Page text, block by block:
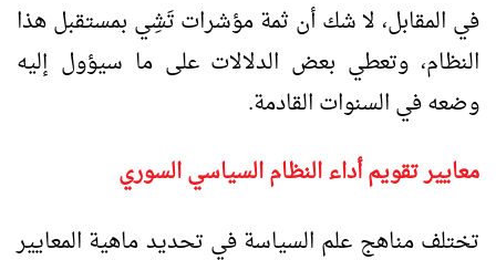
في المقابل، لا شك أن ثمة مؤشرات تَشِي بمستقبل هذا
النظام، وتعطي بعض الدلالات على ما سيؤول إليه
وضعه في السنوات القادمة.
معايير تقويم أداء النظام السياسي السوري
تختلف مناهج علم السياسة في تحديد ماهية المعايير